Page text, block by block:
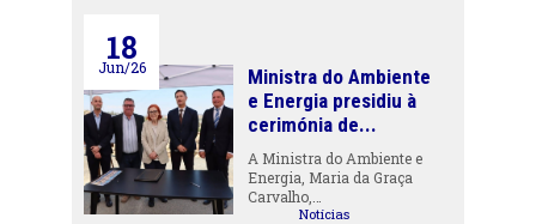
18
Jun/26
Ministra do Ambiente
e Energia presidiu à
cerimónia de...
A Ministra do Ambiente e
Energia, Maria da Graça
Carvalho,…
Notícias